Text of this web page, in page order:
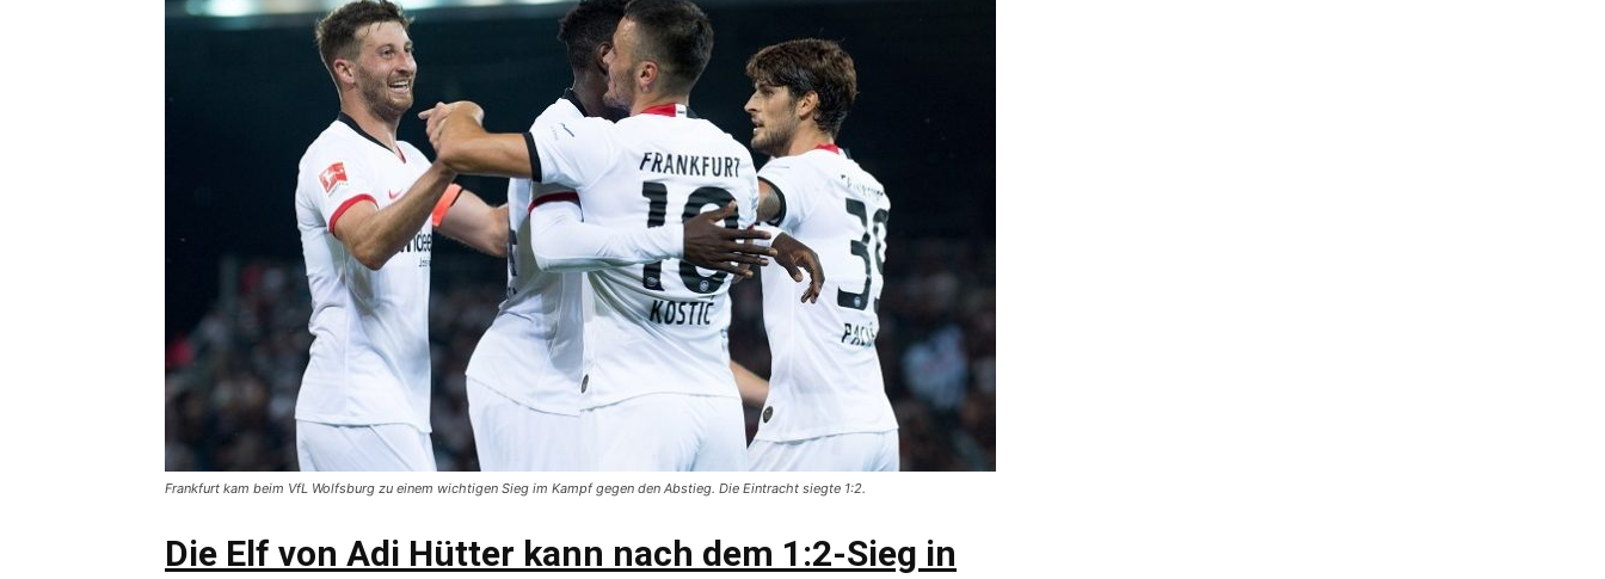
Frankfurt kam beim VfL Wolfsburg zu einem wichtigen Sieg im Kampf gegen den Abstieg. Die Eintracht siegte 1:2.
Die Elf von Adi Hütter kann nach dem 1:2-Sieg in